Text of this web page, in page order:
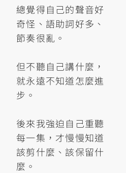
總覺得自己的聲音好
奇怪、語助詞好多、
節奏很亂。
但不聽自己講什麼，
就永遠不知道怎麼進
步。
後來我強迫自己重聽
每一集，才慢慢知道
該剪什麼、該保留什
麼。